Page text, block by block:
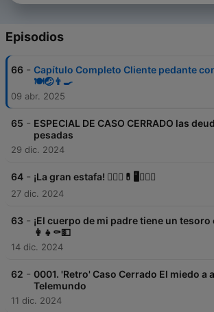
Episodios
66 - Capítulo Completo Cliente pedante
🍽️🤕👨‍🍳
09 abr. 2025
65 - ESPECIAL DE CASO CERRADO las
pesadas
29 dic. 2024
64 - ¡La gran estafa! 👩🏼‍⚕💊🖥️👯🏻‍♂
27 dic. 2024
63 - ¡El cuerpo de mi padre tiene un
👩‍👧⚰️💵
14 dic. 2024
62 - 0001. 'Retro' Caso Cerrado El miedo a
Telemundo
11 dic. 2024